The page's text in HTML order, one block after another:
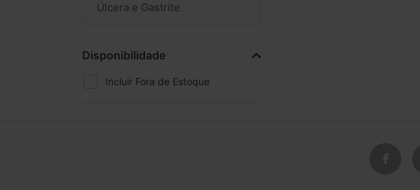
Úlcera e Gastrite
Disponibilidade
Incluir Fora de Estoque